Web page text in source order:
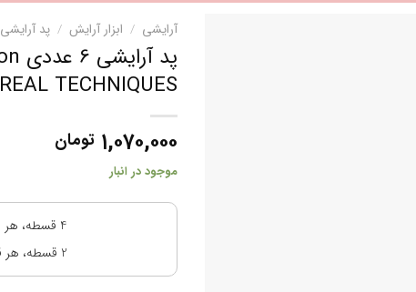
آرایشی / ابزار آرایش / پد آرایشی
REAL TECHNIQUES
۱,۰۷۰,۰۰۰ تومان
موجود در انبار
4 قسطه، هر قسط:
2 قسطه، هر قسط: